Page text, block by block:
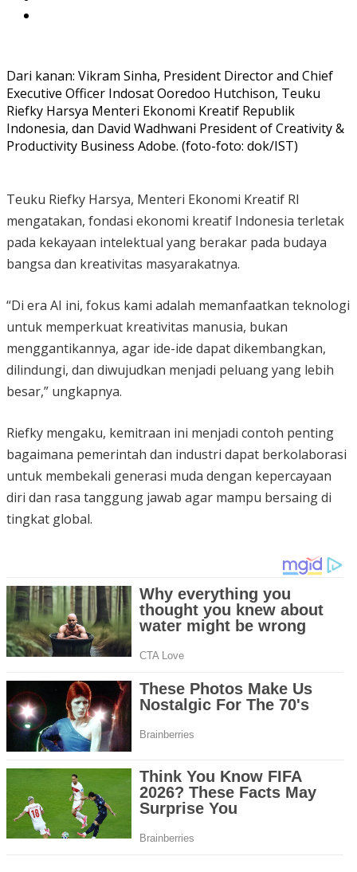
Dari kanan: Vikram Sinha, President Director and Chief
Executive Officer Indosat Ooredoo Hutchison, Teuku
Riefky Harsya Menteri Ekonomi Kreatif Republik
Indonesia, dan David Wadhwani President of Creativity &
Productivity Business Adobe. (foto-foto: dok/IST)
Teuku Riefky Harsya, Menteri Ekonomi Kreatif RI
mengatakan, fondasi ekonomi kreatif Indonesia terletak
pada kekayaan intelektual yang berakar pada budaya
bangsa dan kreativitas masyarakatnya.
“Di era AI ini, fokus kami adalah memanfaatkan teknologi
untuk memperkuat kreativitas manusia, bukan
menggantikannya, agar ide-ide dapat dikembangkan,
dilindungi, dan diwujudkan menjadi peluang yang lebih
besar,” ungkapnya.
Riefky mengaku, kemitraan ini menjadi contoh penting
bagaimana pemerintah dan industri dapat berkolaborasi
untuk membekali generasi muda dengan kepercayaan
diri dan rasa tanggung jawab agar mampu bersaing di
tingkat global.